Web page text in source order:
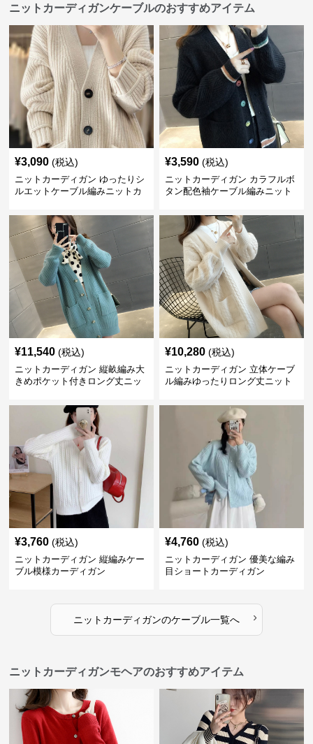
ニットカーディガンケーブルのおすすめアイテム
¥3,090 (税込)
ニットカーディガン ゆったりシ
ルエットケーブル編みニットカ
¥3,590 (税込)
ニットカーディガン カラフルボ
タン配色袖ケーブル編みニット
¥11,540 (税込)
ニットカーディガン 縦畝編み大
きめポケット付きロング丈ニッ
¥10,280 (税込)
ニットカーディガン 立体ケーブ
ル編みゆったりロング丈ニット
¥3,760 (税込)
ニットカーディガン 縦編みケー
ブル模様カーディガン
¥4,760 (税込)
ニットカーディガン 優美な編み
目ショートカーディガン
ニットカーディガンのケーブル一覧へ ›
ニットカーディガンモヘアのおすすめアイテム